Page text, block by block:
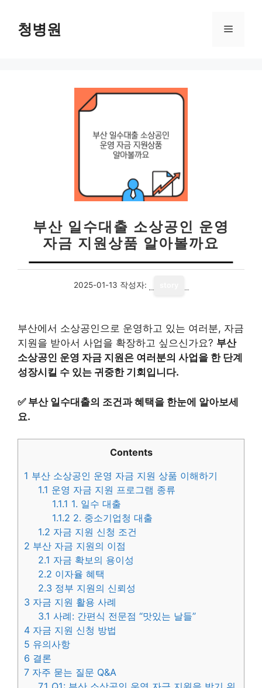
청병원 메
부산 일수대출 소상공인 운영
자금 지원상품 알아볼까요
2025-01-13 작성자:
부산에서 소상공인으로 운영하고 있는 여러분, 자금
지원을 받아서 사업을 확장하고 싶으신가요? 부산
소상공인 운영 자금 지원은 여러분의 사업을 한 단계
성장시킬 수 있는 귀중한 기회입니다.
✅ 부산 일수대출의 조건과 혜택을 한눈에 알아보세
요.
Contents
1 부산 소상공인 운영 자금 지원 상품 이해하기
1.1 운영 자금 지원 프로그램 종류
1.1.1 1. 일수 대출
1.1.2 2. 중소기업청 대출
1.2 자금 지원 신청 조건
2 부산 자금 지원의 이점
2.1 자금 확보의 용이성
2.2 이자율 혜택
2.3 정부 지원의 신뢰성
3 자금 지원 활용 사례
3.1 사례: 간편식 전문점 “맛있는 날들”
4 자금 지원 신청 방법
5 유의사항
6 결론
7 자주 묻는 질문 Q&A